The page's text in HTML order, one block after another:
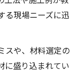
る現場ニーズに迅
スや、材料選定の
に盛り込まれてい